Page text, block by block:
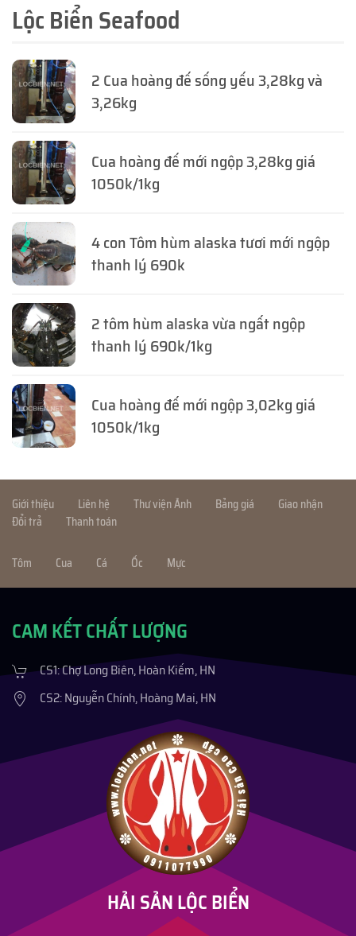
Lộc Biển Seafood
2 Cua hoàng đế sống yếu 3,28kg và
3,26kg
Cua hoàng đế mới ngộp 3,28kg giá
1050k/1kg
4 con Tôm hùm alaska tươi mới ngộp
thanh lý 690k
2 tôm hùm alaska vừa ngất ngộp
thanh lý 690k/1kg
Cua hoàng đế mới ngộp 3,02kg giá
1050k/1kg
Giới thiệu Liên hệ Thư viện Ảnh Bảng giá
Giao nhận
Đổi trả
Thanh toán
Tôm Cua Cá Ốc Mực
CAM KẾT CHẤT LƯỢNG
CS1: Chợ Long Biên, Hoàn Kiếm, HN
CS2: Nguyễn Chính, Hoàng Mai, HN
HẢI SẢN LỘC BIỂN